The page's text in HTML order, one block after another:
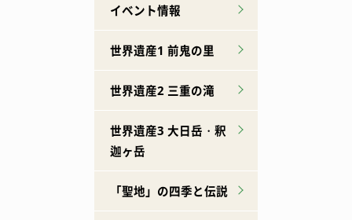
イベント情報
世界遺産1 前鬼の里
世界遺産2 三重の滝
世界遺産3 大日岳・釈
迦ヶ岳
「聖地」の四季と伝説